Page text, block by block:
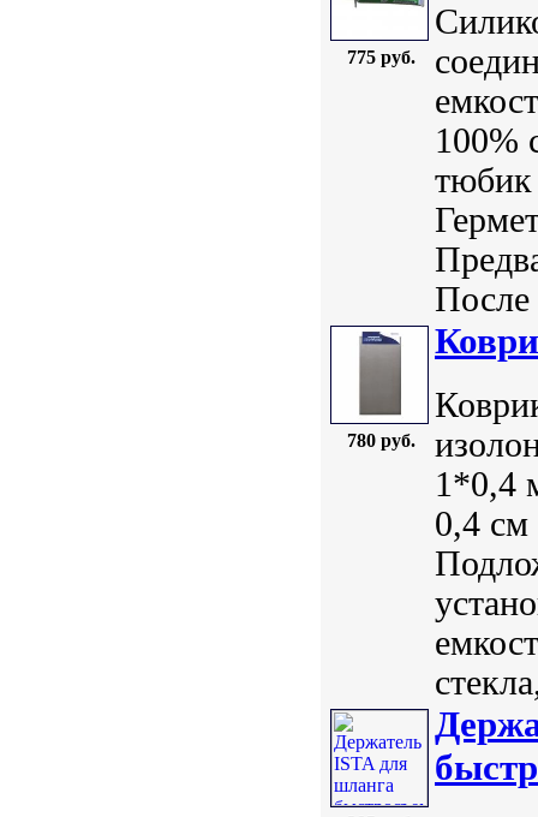
775 руб.
100%
После
780 руб.
1*0,4
0,4